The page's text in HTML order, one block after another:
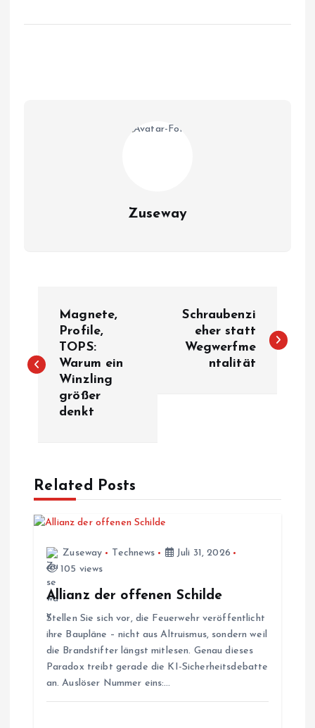
Zuseway
i
a
g
Magnete,
Profile,
TOPS:
Warum ein
Winzling
größer
denkt
Schraubenzi
eher statt
Wegwerfme
ntalität
Related Posts
Zuseway Technews
Juli 31, 2026
105 views
Allianz der offenen Schilde
Stellen Sie sich vor, die Feuerwehr veröffentlicht
ihre Baupläne – nicht aus Altruismus, sondern weil
die Brandstifter längst mitlesen. Genau dieses
Paradox treibt gerade die KI-Sicherheitsdebatte
an. Auslöser Nummer eins:…